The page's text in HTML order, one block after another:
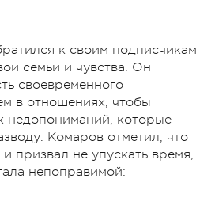
к своим подписчикам
семьи и чувства. Он
своевременного
в отношениях, чтобы
недопониманий, которые
Комаров отметил, что
призвал не упускать время,
непоправимой: